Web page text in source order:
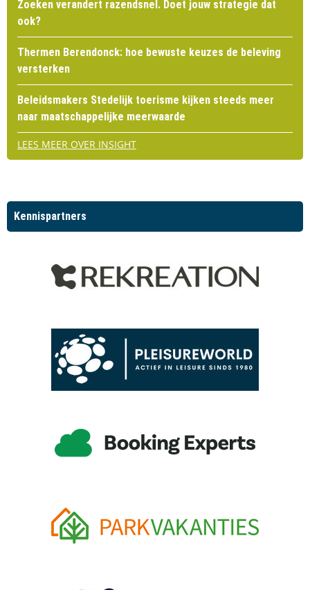
Zoeken verandert razendsnel. Doet jouw strategie dat
ook?
Thermen Berendonck: hoe bewuste keuzes de beleving
versterken
Beleidsmakers Stedelijk toerisme kijken steeds meer
naar maatschappelijke meerwaarde
LEES MEER OVER INSIGHT
Kennispartners